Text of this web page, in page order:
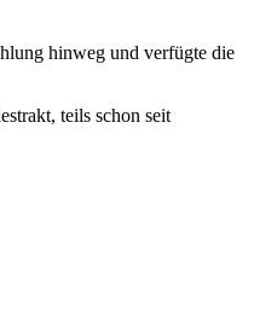
hinweg und verfügte die
teils schon seit